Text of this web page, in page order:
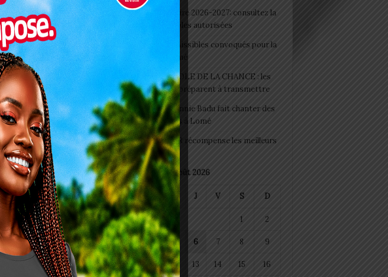
Togo/ Rentrée scolaire 2026-2027: consultez la
liste officielle des écoles autorisées
ESSAL 2026 : les admissibles convoqués pour la
SWEDD+ Togo / ECOLE DE LA CHANCE : les
maitres-artisans se préparent à transmettre
Glory Night 2026: Sonnie Badu fait chanter des
milliers de personnes à Lomé
Vogan : AGRI-ESPOIR récompense les meilleurs
talents
août 2026
L M M J V S D
1 2
3 4 5 6 7 8 9
10 11 12 13 14 15 16